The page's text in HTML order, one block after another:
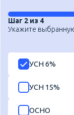
Шаг 2 из 4
Укажите
УСН 6%
УСН 15%
ОСНО